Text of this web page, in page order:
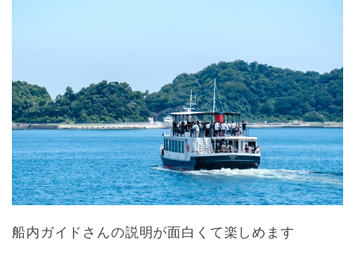
船内ガイドさんの説明が面白くて楽しめます